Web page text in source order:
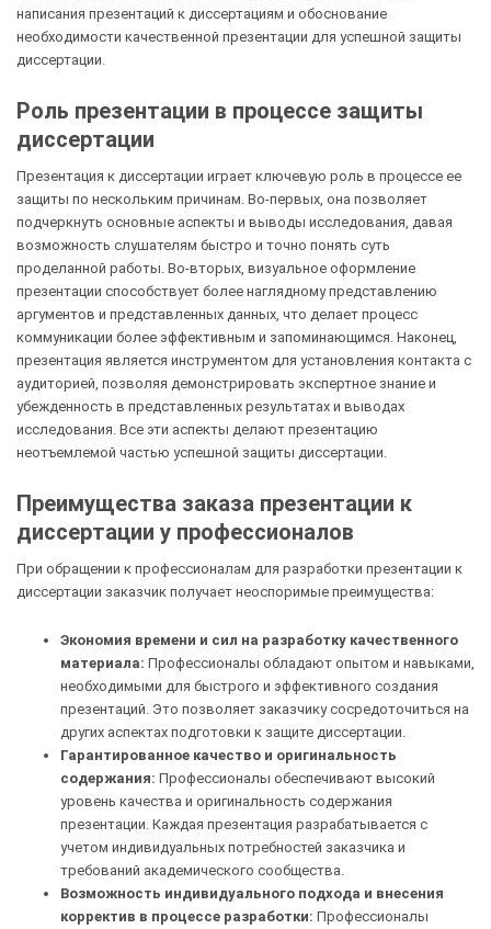
написания презентаций к диссертациям и обоснование
необходимости качественной презентации для успешной защиты
диссертации.
Роль презентации в процессе защиты
диссертации
Презентация к диссертации играет ключевую роль в процессе ее
защиты по нескольким причинам. Во-первых, она позволяет
подчеркнуть основные аспекты и выводы исследования, давая
возможность слушателям быстро и точно понять суть
проделанной работы. Во-вторых, визуальное оформление
презентации способствует более наглядному представлению
аргументов и представленных данных, что делает процесс
коммуникации более эффективным и запоминающимся. Наконец,
презентация является инструментом для установления контакта с
аудиторией, позволяя демонстрировать экспертное знание и
убежденность в представленных результатах и выводах
исследования. Все эти аспекты делают презентацию
неотъемлемой частью успешной защиты диссертации.
Преимущества заказа презентации к
диссертации у профессионалов
При обращении к профессионалам для разработки презентации к
диссертации заказчик получает неоспоримые преимущества:
Экономия времени и сил на разработку качественного
материала: Профессионалы обладают опытом и навыками,
необходимыми для быстрого и эффективного создания
презентаций. Это позволяет заказчику сосредоточиться на
других аспектах подготовки к защите диссертации.
Гарантированное качество и оригинальность
содержания: Профессионалы обеспечивают высокий
уровень качества и оригинальность содержания
презентации. Каждая презентация разрабатывается с
учетом индивидуальных потребностей заказчика и
требований академического сообщества.
Возможность индивидуального подхода и внесения
корректив в процессе разработки: Профессионалы